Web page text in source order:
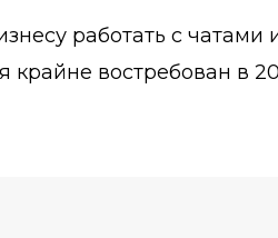
работать с
крайне востребован в